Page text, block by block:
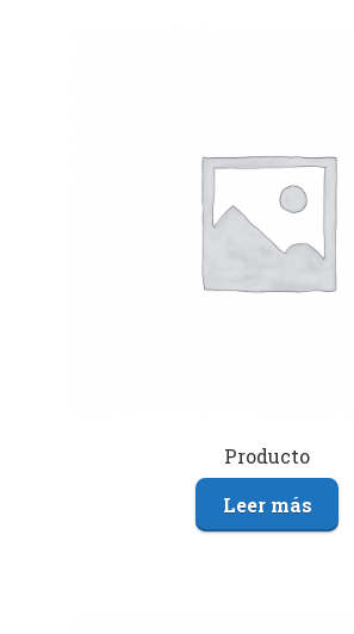
Producto
Leer más